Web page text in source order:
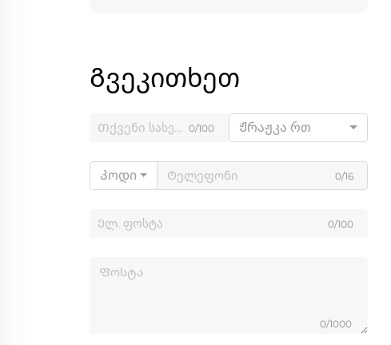
Გვეკითხეთ
0/100 Ჟრაჟკა რთ
Კოდი 0/16
0/100
0/1000